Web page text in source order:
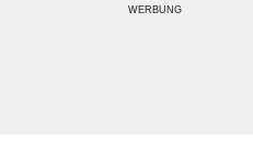
WERBUNG